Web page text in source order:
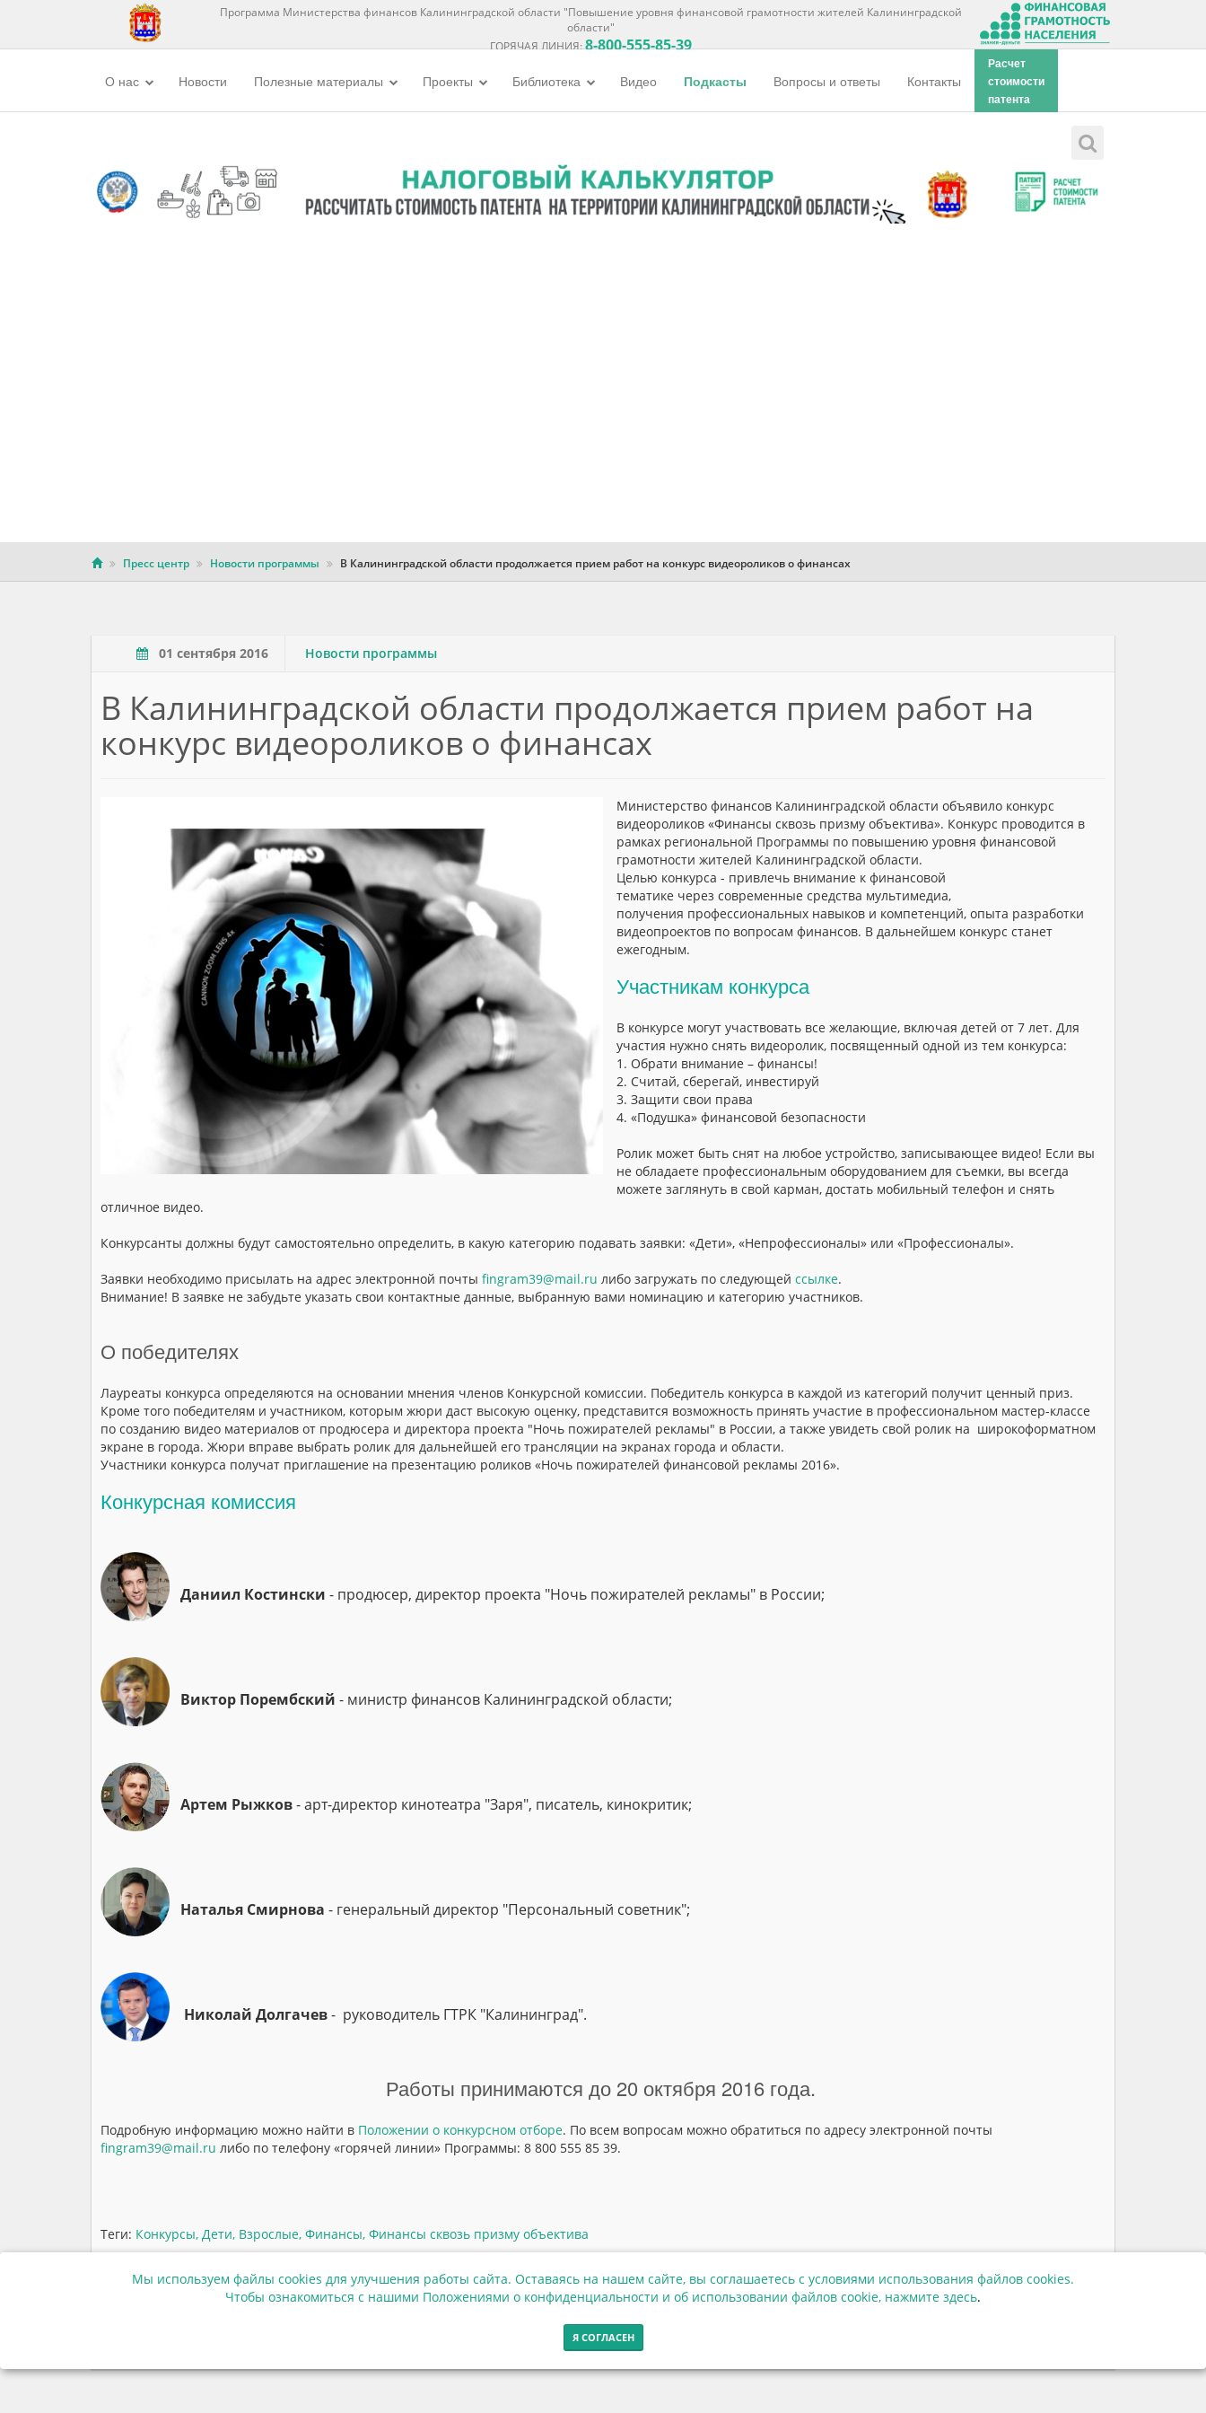
Программа Министерства финансов Калининградской области "Повышение уровня финансовой грамотности жителей Калининградской
области"
ГОРЯЧАЯ ЛИНИЯ:8-800-555-85-39
О нас Новости Полезные материалы Проекты Библиотека Видео Подкасты Вопросы и ответы Контакты
Расчет
стоимости
патента
Пресс центр Новости программы В Калининградской области продолжается прием работ на конкурс видеороликов о финансах
01 сентября 2016 Новости программы
В Калининградской области продолжается прием работ на
конкурс видеороликов о финансах
Министерство финансов Калининградской области объявило конкурс
видеороликов «Финансы сквозь призму объектива». Конкурс проводится в
рамках региональной Программы по повышению уровня финансовой
грамотности жителей Калининградской области.
Целью конкурса - привлечь внимание к финансовой
тематике через современные средства мультимедиа,
получения профессиональных навыков и компетенций, опыта разработки
видеопроектов по вопросам финансов. В дальнейшем конкурс станет
ежегодным.
Участникам конкурса
В конкурсе могут участвовать все желающие, включая детей от 7 лет. Для
участия нужно снять видеоролик, посвященный одной из тем конкурса:
1. Обрати внимание – финансы!
2. Считай, сберегай, инвестируй
3. Защити свои права
4. «Подушка» финансовой безопасности
Ролик может быть снят на любое устройство, записывающее видео! Если вы
не обладаете профессиональным оборудованием для съемки, вы всегда
можете заглянуть в свой карман, достать мобильный телефон и снять
отличное видео.
Конкурсанты должны будут самостоятельно определить, в какую категорию подавать заявки: «Дети», «Непрофессионалы» или «Профессионалы».
Заявки необходимо присылать на адрес электронной почты fingram39@mail.ru либо загружать по следующей ссылке.
Внимание! В заявке не забудьте указать свои контактные данные, выбранную вами номинацию и категорию участников.
О победителях
Лауреаты конкурса определяются на основании мнения членов Конкурсной комиссии. Победитель конкурса в каждой из категорий получит ценный приз.
Кроме того победителям и участником, которым жюри даст высокую оценку, представится возможность принять участие в профессиональном мастер-классе
по созданию видео материалов от продюсера и директора проекта "Ночь пожирателей рекламы" в России, а также увидеть свой ролик на широкоформатном
экране в города. Жюри вправе выбрать ролик для дальнейшей его трансляции на экранах города и области.
Участники конкурса получат приглашение на презентацию роликов «Ночь пожирателей финансовой рекламы 2016».
Конкурсная комиссия
Даниил Костински - продюсер, директор проекта "Ночь пожирателей рекламы" в России;
Виктор Порембский - министр финансов Калининградской области;
Артем Рыжков- арт-директор кинотеатра "Заря", писатель, кинокритик;
Наталья Смирнова - генеральный директор "Персональный советник";
Николай Долгачев- руководитель ГТРК "Калининград".
Работы принимаются до 20 октября 2016 года.
Подробную информацию можно найти в Положении о конкурсном отборе. По всем вопросам можно обратиться по адресу электронной почты
fingram39@mail.ru либо по телефону «горячей линии» Программы: 8 800 555 85 39.
Теги: Конкурсы, Дети, Взрослые, Финансы, Финансы сквозь призму объектива
Мы используем файлы cookies для улучшения работы сайта. Оставаясь на нашем сайте, вы соглашаетесь с условиями использования файлов cookies.
Чтобы ознакомиться с нашими Положениями о конфиденциальности и об использовании файлов cookie, нажмите здесь.
Я СОГЛАСЕН